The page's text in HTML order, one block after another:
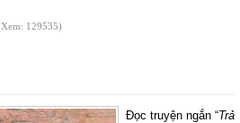
129535)
Đọc truyện ngắn “Trả